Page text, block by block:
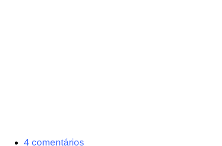
4 comentários